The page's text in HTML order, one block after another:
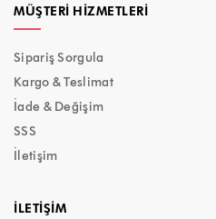
MÜŞTERI HIZMETLERI
Sipariş Sorgula
Kargo & Teslimat
İade & Değişim
SSS
İletişim
İLETIŞIM